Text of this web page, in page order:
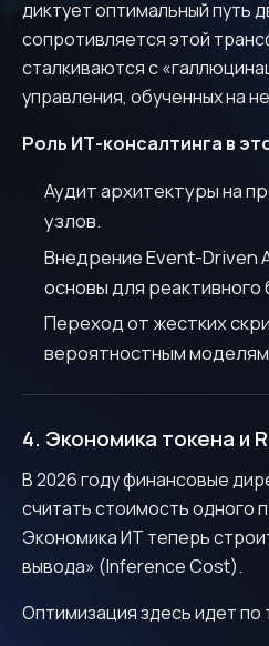
диктует оптимальный путь
сопротивляется этой
сталкиваются с
управления, обученных на
Роль ИТ-консалтинга в
Аудит архитектуры на
узлов.
Внедрение Event-Driven
основы для реактивного
Переход от жестких
вероятностным
4. Экономика токена и
В 2026 году финансовые
считать стоимость одного
Экономика ИТ теперь
вывода» (Inference Cost).
Оптимизация здесь идет
about Pi.One?
Let's discuss!
I consent to the processing
accordance with the Privacy
Waiting for